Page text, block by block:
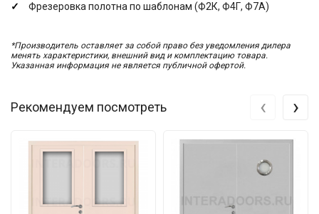
Фрезеровка полотна по шаблонам (Ф2К, Ф4Г, Ф7А)
*Производитель оставляет за собой право без уведомления дилера
менять характеристики, внешний вид и комплектацию товара.
Указанная информация не является публичной офертой.
Рекомендуем посмотреть ‹ ›